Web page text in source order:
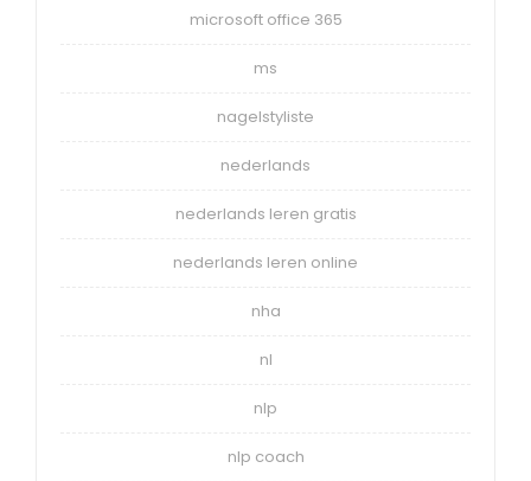
microsoft office 365
ms
nagelstyliste
nederlands
nederlands leren gratis
nederlands leren online
nha
nl
nlp
nlp coach